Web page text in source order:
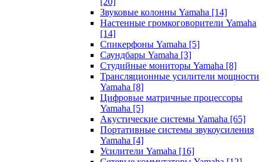
Звуковые колонны Yamaha [14]
Настенные громкоговорители Yamaha
[14]
Спикерфоны Yamaha [5]
Саундбары Yamaha [3]
Студийные мониторы Yamaha [8]
Трансляционные усилители мощности
Yamaha [8]
Цифровые матричные процессоры
Yamaha [5]
Акустические системы Yamaha [65]
Портативные системы звукоусиления
Yamaha [4]
Усилители Yamaha [16]